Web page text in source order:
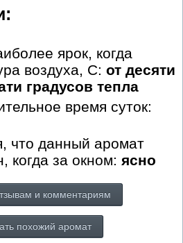
ярок, когда
воздуха, С: от десяти
градусов тепла
время суток:
что данный аромат
когда за окном: ясно
и комментариям
похожий аромат